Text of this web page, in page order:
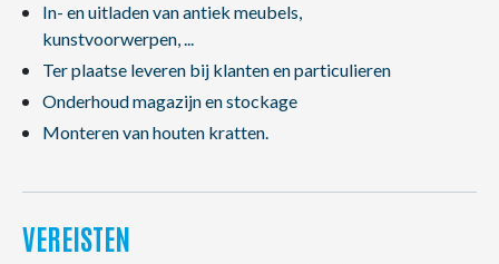
In- en uitladen van antiek meubels,
kunstvoorwerpen, ...
Ter plaatse leveren bij klanten en particulieren
Onderhoud magazijn en stockage
Monteren van houten kratten.
VEREISTEN